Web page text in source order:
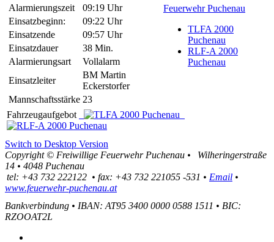
Alarmierungszeit
09:19 Uhr
Einsatzbeginn:
09:22 Uhr
Einsatzende
09:57 Uhr
Einsatzdauer
38 Min.
Alarmierungsart
Vollalarm
Einsatzleiter
BM Martin
Eckerstorfer
Mannschaftsstärke 23
Feuerwehr Puchenau
TLFA 2000
Puchenau
RLF-A 2000
Puchenau
Fahrzeugaufgebot
Switch to Desktop Version
Copyright © Freiwillige Feuerwehr Puchenau •
Wilheringerstraße
14 • 4048 Puchenau
tel: +43 732 222122 • fax: +43 732 221055 -531 • Email •
www.feuerwehr-puchenau.at
Bankverbindung • IBAN: AT95 3400 0000 0588 1511 • BIC:
RZOOAT2L